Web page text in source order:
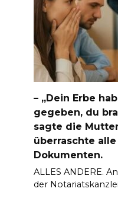
– „Dein Erbe
gegeben, du
sagte die
überraschte
Dokumenten.
ALLES ANDERE.
der Notariatskanzlei